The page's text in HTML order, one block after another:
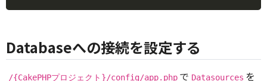
Databaseへの接続を設定する
/{CakePHPプロジェクト}/config/app.php で Datasources を